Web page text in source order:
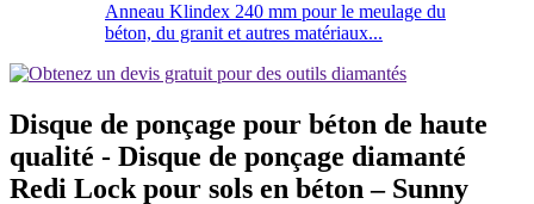
Anneau Klindex 240 mm pour le meulage du
béton, du granit et autres matériaux...
Disque de ponçage pour béton de haute
qualité - Disque de ponçage diamanté
Redi Lock pour sols en béton – Sunny